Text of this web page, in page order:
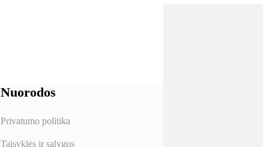
Nuorodos
Privatumo politika
Taisyklės ir sąlygos